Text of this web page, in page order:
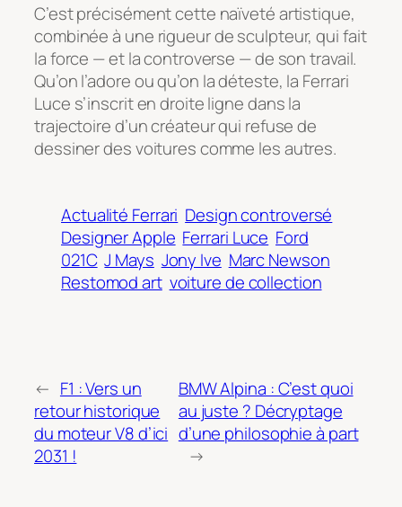
C’est précisément cette naïveté artistique,
combinée à une rigueur de sculpteur, qui fait
la force — et la controverse — de son travail.
Qu’on l’adore ou qu’on la déteste, la Ferrari
Luce s’inscrit en droite ligne dans la
trajectoire d’un créateur qui refuse de
dessiner des voitures comme les autres.
Actualité Ferrari Design controversé
Designer Apple Ferrari Luce Ford
021C J Mays Jony Ive Marc Newson
Restomod art voiture de collection
← F1 : Vers un
retour historique
du moteur V8 d’ici
2031 !
BMW Alpina : C’est quoi
au juste ? Décryptage
d’une philosophie à part
→